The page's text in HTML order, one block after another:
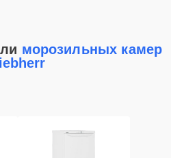
морозильных камер